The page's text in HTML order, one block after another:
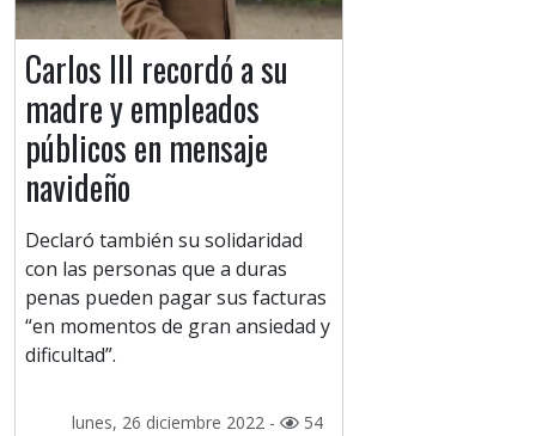
Carlos III recordó a su
madre y empleados
públicos en mensaje
navideño
Declaró también su solidaridad
con las personas que a duras
penas pueden pagar sus facturas
“en momentos de gran ansiedad y
dificultad”.
lunes, 26 diciembre 2022 - 54